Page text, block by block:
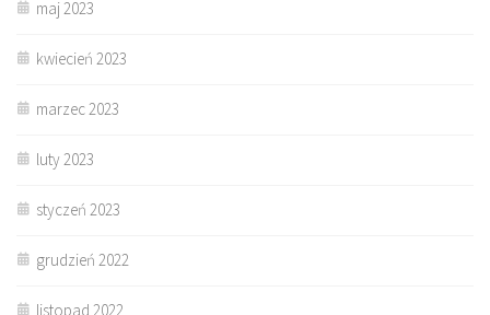
maj 2023
kwiecień 2023
marzec 2023
luty 2023
styczeń 2023
grudzień 2022
listopad 2022